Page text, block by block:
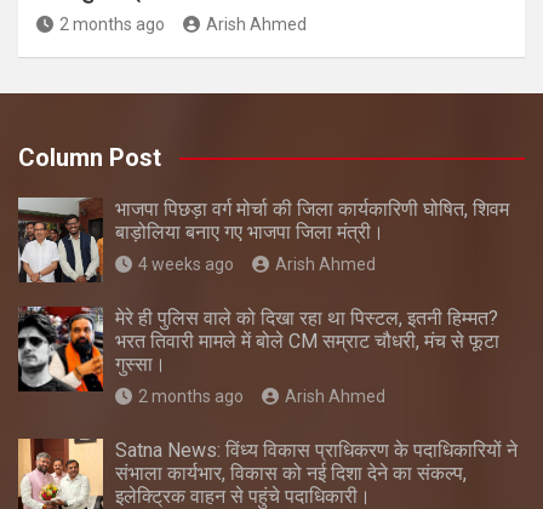
2 months ago Arish Ahmed
Column Post
भाजपा पिछड़ा वर्ग मोर्चा की जिला कार्यकारिणी घोषित, शिवम
बाड़ोलिया बनाए गए भाजपा जिला मंत्री।
4 weeks ago Arish Ahmed
मेरे ही पुलिस वाले को दिखा रहा था पिस्टल, इतनी हिम्मत?
भरत तिवारी मामले में बोले CM सम्राट चौधरी, मंच से फूटा
गुस्सा।
2 months ago Arish Ahmed
Satna News: विंध्य विकास प्राधिकरण के पदाधिकारियों ने
संभाला कार्यभार, विकास को नई दिशा देने का संकल्प,
इलेक्ट्रिक वाहन से पहुंचे पदाधिकारी।